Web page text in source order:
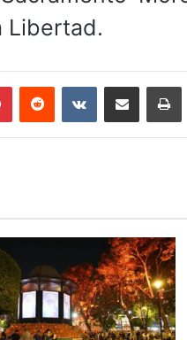
Libertad.
PinterestReddit VKontakteCompartir por correo